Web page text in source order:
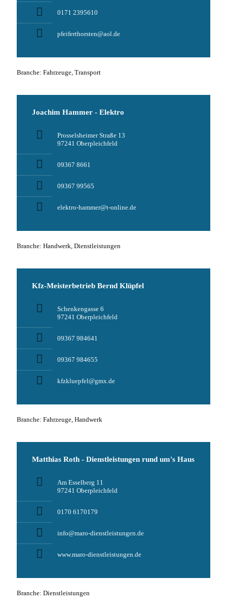
0171 2395610
pfeiferthorsten@aol.de
Branche: Fahrzeuge, Transport
Joachim Hammer - Elektro
Prosselsheimer Straße 13
97241 Oberpleichfeld
09367 8661
09367 99565
elektro-hammer@t-online.de
Branche: Handwerk, Dienstleistungen
Kfz-Meisterbetrieb Bernd Klüpfel
Schenkengasse 6
97241 Oberpleichfeld
09367 984641
09367 984655
kfzkluepfel@gmx.de
Branche: Fahrzeuge, Handwerk
Matthias Roth - Dienstleistungen rund um's Haus
Am Esselberg 11
97241 Oberpleichfeld
0170 6170179
info@maro-dienstleistungen.de
www.maro-dienstleistungen.de
Branche: Dienstleistungen